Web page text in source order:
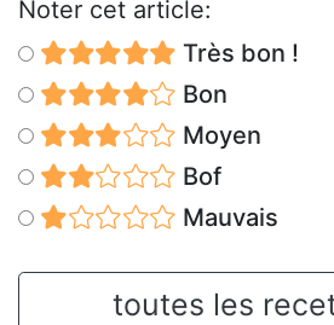
Noter cet article:
Très bon !
Bon
Moyen
Bof
Mauvais
toutes les